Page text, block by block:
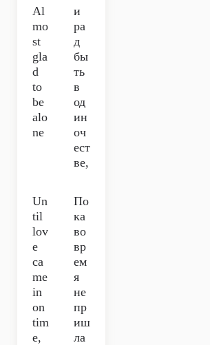
Al
mo
st
gla
d
to
be
alo
ne
и
ра
д
бы
ть
в
од
ин
оч
ест
ве,
Un
til
lov
e
ca
me
in
on
tim
e,
По
ка
во
вр
ем
я
не
пр
иш
ла